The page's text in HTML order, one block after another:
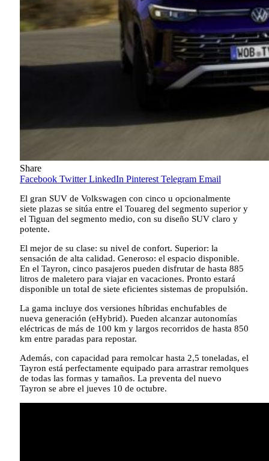
Share
Facebook Twitter LinkedIn Pinterest Telegram Email
El gran SUV de Volkswagen con cinco u opcionalmente
siete plazas se sitúa entre el Touareg del segmento superior y
el Tiguan del segmento medio, con su diseño SUV claro y
potente.
El mejor de su clase: su nivel de confort. Superior: la
sensación de alta calidad. Generoso: el espacio disponible.
En el Tayron, cinco pasajeros pueden disfrutar de hasta 885
litros de maletero para viajar en vacaciones. Pronto estará
disponible un total de siete eficientes sistemas de propulsión.
La gama incluye dos versiones híbridas enchufables de
nueva generación (eHybrid). Pueden alcanzar autonomías
eléctricas de más de 100 km y largos recorridos de hasta 850
km entre paradas para repostar.
Además, con capacidad para remolcar hasta 2,5 toneladas, el
Tayron está perfectamente equipado para arrastrar remolques
de todas las formas y tamaños. La preventa del nuevo
Tayron se abre el jueves 10 de octubre.